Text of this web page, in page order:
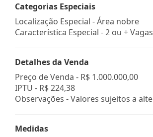
Categorias Especiais
Localização Especial - Área nobre
Característica Especial - 2 ou +
Detalhes da Venda
Preço de Venda - R$ 1.000.000,00
IPTU - R$ 224,38
Observações - Valores sujeitos a
Medidas